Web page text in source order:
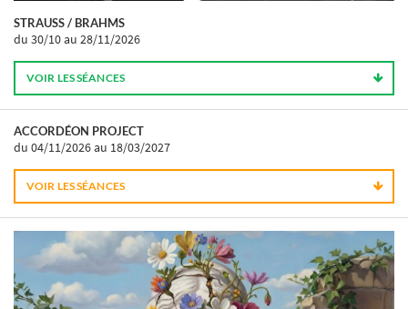
STRAUSS / BRAHMS
du 30/10au 28/11/2026
VOIR LES SÉANCES
ACCORDÉON PROJECT
du 04/11/2026au 18/03/2027
VOIR LES SÉANCES